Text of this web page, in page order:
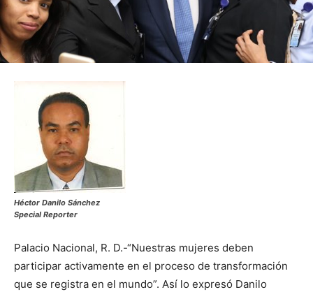
Héctor Danilo Sánchez
Special Reporter
Palacio Nacional, R. D.-“Nuestras mujeres deben
participar activamente en el proceso de transformación
que se registra en el mundo”. Así lo expresó Danilo